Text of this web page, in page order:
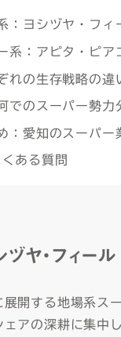
：ヨシヅヤ・フィ
系：アピタ・ピア
れの生存戦略の違
でのスーパー勢力
：愛知のスーパ
くある質問
ヅヤ・フィール
展開する地場系ス
アの深耕に集中